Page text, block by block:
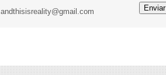
andthisisreality@gmail.com